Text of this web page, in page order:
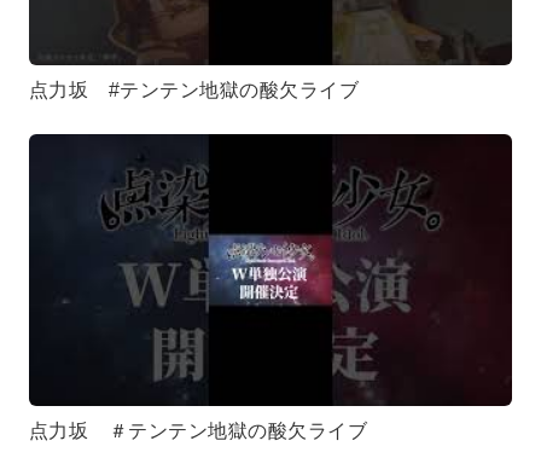
点力坂 #テンテン地獄の酸欠ライブ
点力坂 ＃テンテン地獄の酸欠ライブ